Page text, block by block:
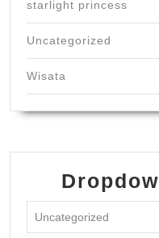
starlight princess
Uncategorized
Wisata